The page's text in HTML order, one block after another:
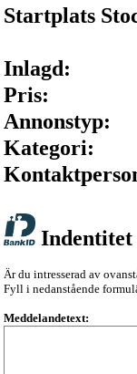
Startplats
Inlagd:
Pris:
Annonstyp:
Kategori:
Är du intresserad av
Fyll i nedanstående
Meddelandetext: